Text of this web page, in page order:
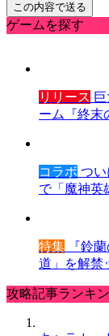
ゲームを探す
リリース
ーム『終末
コラボ つい
で「魔神英
特集 『鈴
道」を解禁
攻略記事ランキ